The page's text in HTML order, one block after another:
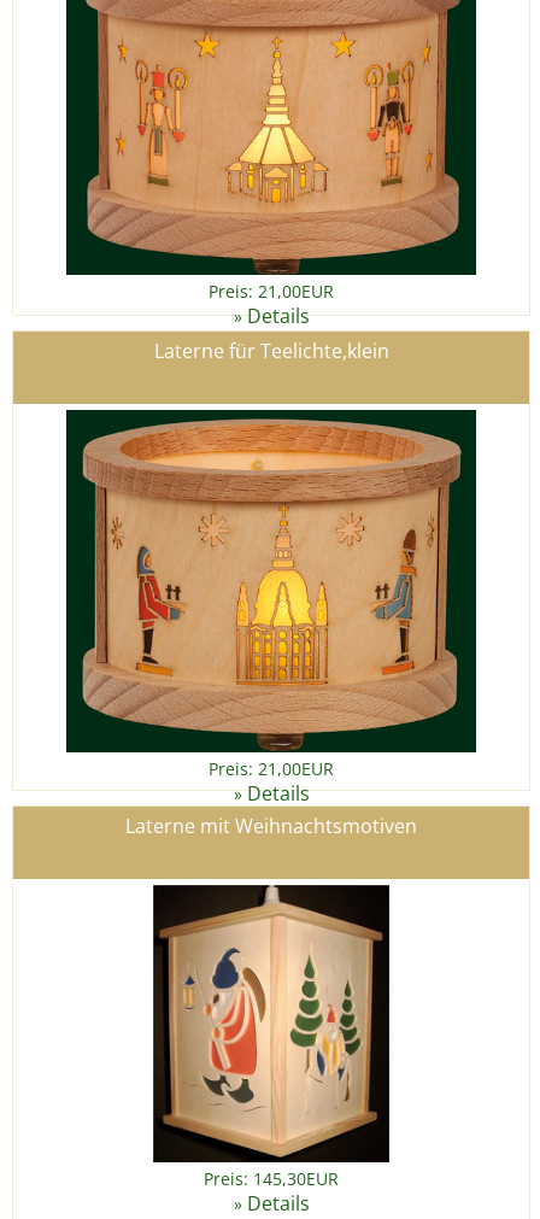
Preis: 21,00EUR
»Details
Laterne für Teelichte,klein
Preis: 21,00EUR
»Details
Laterne mit Weihnachtsmotiven
Preis: 145,30EUR
» Details